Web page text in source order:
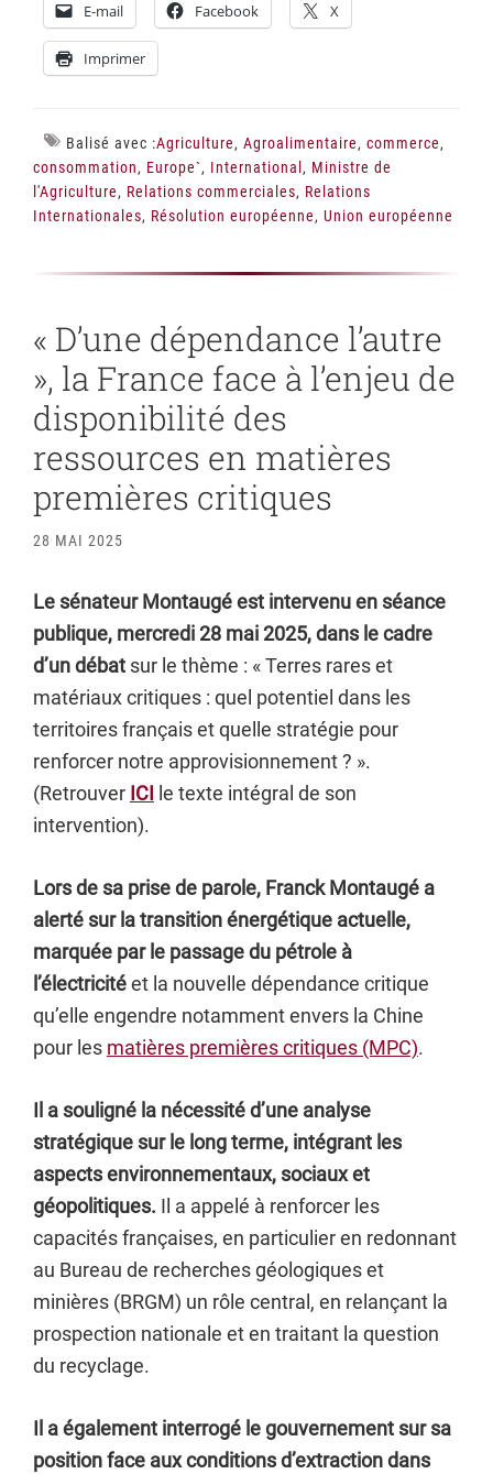
E-mail Facebook X
Imprimer
Balisé avec :Agriculture, Agroalimentaire, commerce,
consommation, Europe`, International , Ministre de
l'Agriculture, Relations commerciales, Relations
Internationales, Résolution européenne, Union européenne
« D’une dépendance l’autre
», la France face à l’enjeu de
disponibilité des
ressources en matières
premières critiques
28 MAI 2025
Le sénateur Montaugé est intervenu en séance
publique, mercredi 28 mai 2025, dans le cadre
d’un débat sur le thème : « Terres rares et
matériaux critiques : quel potentiel dans les
territoires français et quelle stratégie pour
renforcer notre approvisionnement ? ».
(Retrouver ICI le texte intégral de son
intervention).
Lors de sa prise de parole, Franck Montaugé a
alerté sur la transition énergétique actuelle,
marquée par le passage du pétrole à
l’électricitéet la nouvelle dépendance critique
qu’elle engendre notamment envers la Chine
pour les matières premières critiques (MPC).
Il a souligné la nécessité d’une analyse
stratégique sur le long terme, intégrant les
aspects environnementaux, sociaux et
géopolitiques. Il a appelé à renforcer les
capacités françaises, en particulier en redonnant
au Bureau de recherches géologiques et
minières (BRGM) un rôle central, en relançant la
prospection nationale et en traitant la question
du recyclage.
Il a également interrogé le gouvernement sur sa
position face aux conditions d’extraction dans